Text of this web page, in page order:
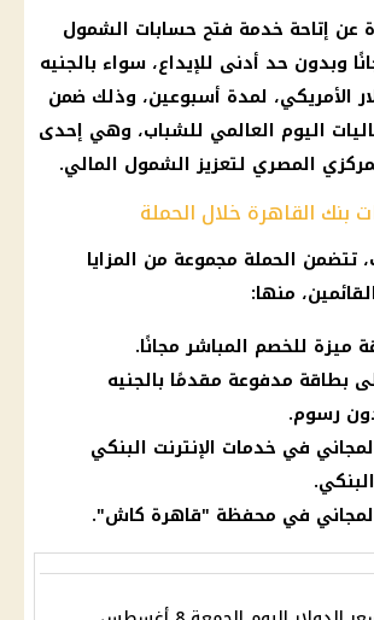
عن إتاحة خدمة فتح حسابات الشمول
وبدون حد أدنى للإيداع، سواء بالجنيه
الأمريكي، لمدة أسبوعين، وذلك ضمن
اليوم العالمي للشباب، وهي إحدى
المصري لتعزيز الشمول المالي.
بنك القاهرة خلال الحملة
تتضمن الحملة مجموعة من المزايا
منها:
ميزة للخصم المباشر مجانًا.
بطاقة مدفوعة مقدمًا بالجنيه
رسوم.
في خدمات الإنترنت البنكي
في محفظة "قاهرة كاش".